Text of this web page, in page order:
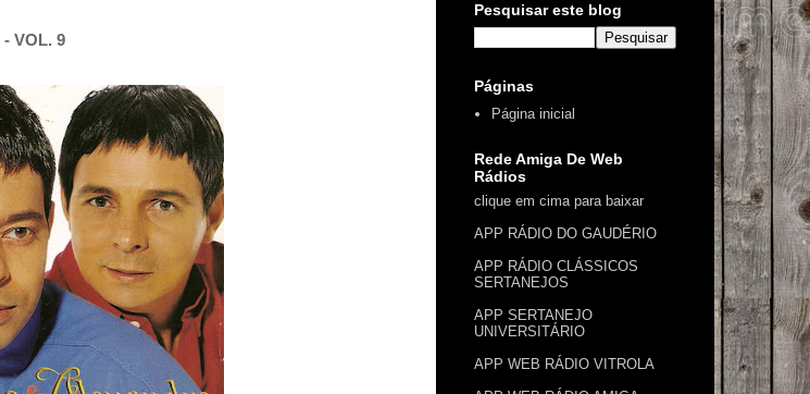
VOL. 9
Pesquisar este blog
Páginas
Página inicial
Rede Amiga De Web
Rádios
clique em cima para baixar
APP RÁDIO DO GAUDÉRIO
APP RÁDIO CLÁSSICOS
SERTANEJOS
APP SERTANEJO
UNIVERSITÁRIO
APP WEB RÁDIO VITROLA